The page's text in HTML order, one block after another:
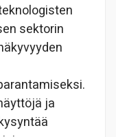
sektorin
ja